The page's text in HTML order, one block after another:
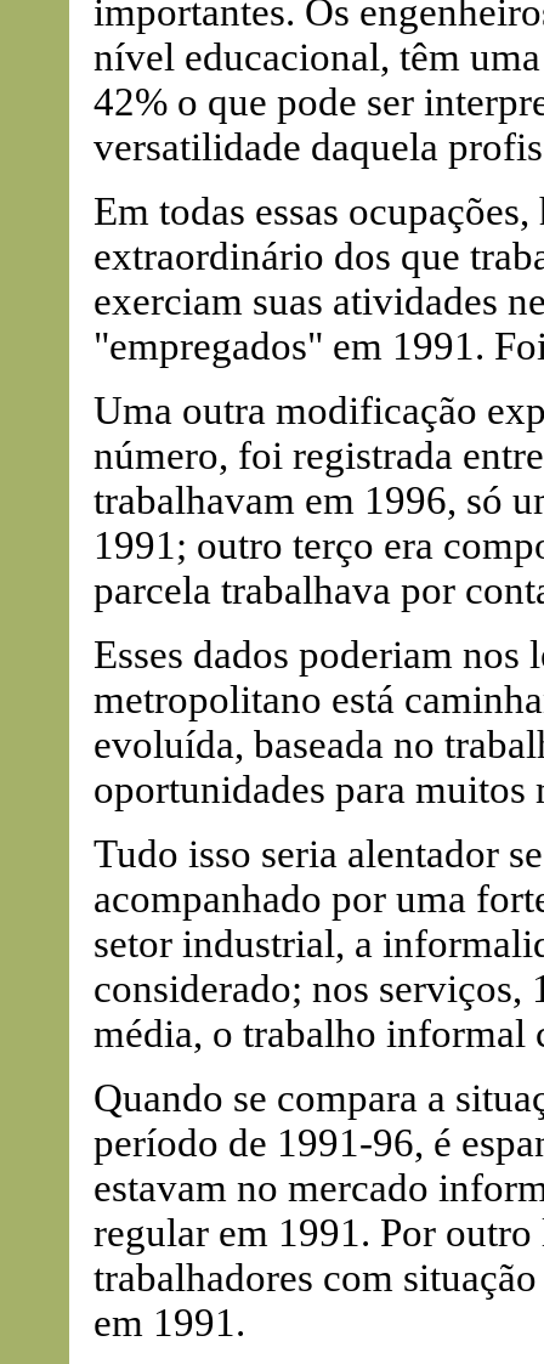
importantes. Os
nível educacional, têm
42% o que pode ser
versatilidade daquela
Em todas essas
extraordinário dos que
exerciam suas atividades
"empregados" em 1991.
Uma outra modificação
número, foi registrada
trabalhavam em 1996, só
1991; outro terço era
parcela trabalhava por
Esses dados poderiam
metropolitano está
evoluída, baseada no
oportunidades para muitos
Tudo isso seria alentador
acompanhado por uma
setor industrial, a
considerado; nos serviços,
média, o trabalho informal
Quando se compara a
período de 1991-96, é
estavam no mercado
regular em 1991. Por outro
trabalhadores com
em 1991.